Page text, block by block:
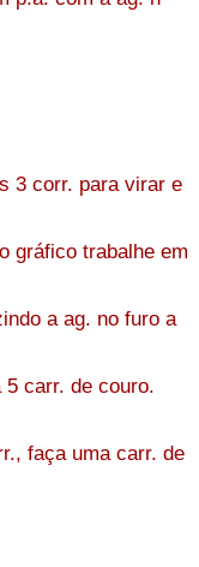
3 corr. para virar e
gráfico trabalhe em
a ag. no furo a
carr. de couro.
faça uma carr. de